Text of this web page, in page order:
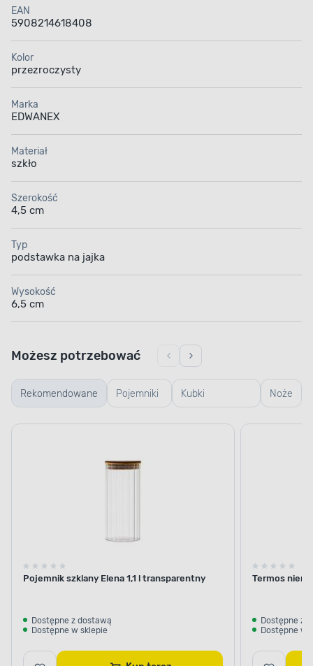
EAN
5908214618408
Kolor
przezroczysty
Marka
EDWANEX
Materiał
szkło
Szerokość
4,5 cm
Typ
podstawka na jajka
Wysokość
6,5 cm
Rekomendowane Pojemniki
szklane
Kubki
termiczne i
Noże
Możesz potrzebować
Pojemnik szklany Elena 1,1 l transparentny
Dostępne z dostawą
Dostępne w sklepie
Termos
Dostępne z
Dostępne w